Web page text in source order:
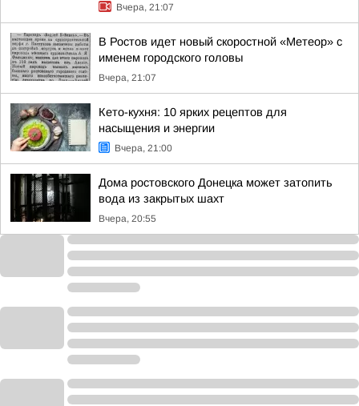
Вчера, 21:07
В Ростов идет новый скоростной «Метеор» с
именем городского головы
Вчера, 21:07
Кето-кухня: 10 ярких рецептов для
насыщения и энергии
Вчера, 21:00
Дома ростовского Донецка может затопить
вода из закрытых шахт
Вчера, 20:55